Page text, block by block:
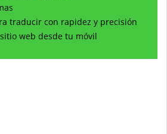
traducir con rapidez y precisión
web desde tu móvil